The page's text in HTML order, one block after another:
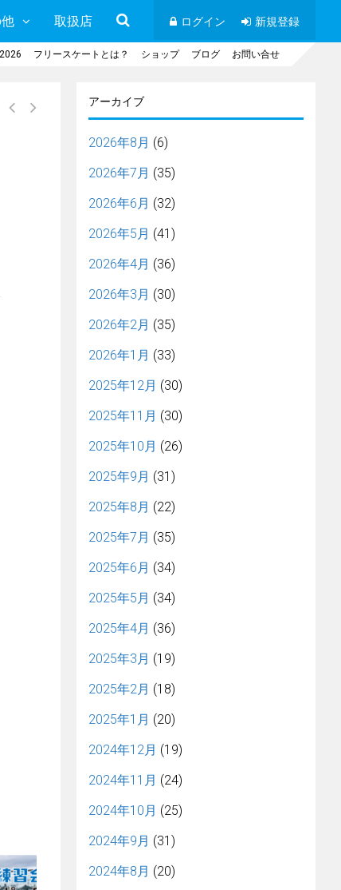
取扱店 ログイン 新規登録
フリースケートとは？ ショップ ブログ お問い合せ
アーカイブ
2026年8月 (6)
2026年7月 (35)
2026年6月 (32)
2026年5月 (41)
2026年4月 (36)
2026年3月 (30)
2026年2月 (35)
2026年1月 (33)
2025年12月 (30)
2025年11月 (30)
2025年10月 (26)
2025年9月 (31)
2025年8月 (22)
2025年7月 (35)
2025年6月 (34)
2025年5月 (34)
2025年4月 (36)
2025年3月 (19)
2025年2月 (18)
2025年1月 (20)
2024年12月 (19)
2024年11月 (24)
2024年10月 (25)
2024年9月 (31)
2024年8月 (20)